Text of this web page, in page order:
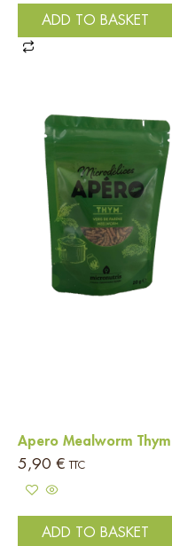
ADD TO BASKET
Apero Mealworm Thym
5,90 € TTC
ADD TO BASKET